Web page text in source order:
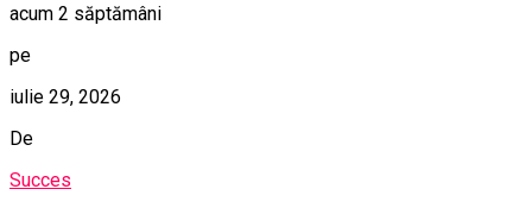
acum 2 săptămâni
pe
iulie 29, 2026
De
Succes